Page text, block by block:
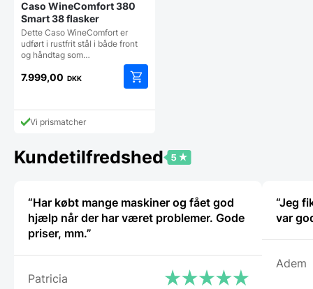
Caso WineComfort 380
Smart 38 flasker
Dette Caso WineComfort er
udført i rustfrit stål i både front
og håndtag som…
7.999,00 DKK
Vi prismatcher
Kundetilfredshed
“Har købt mange maskiner og fået god
hjælp når der har været problemer. Gode
priser, mm.”
Patricia
“Jeg
var
Adem